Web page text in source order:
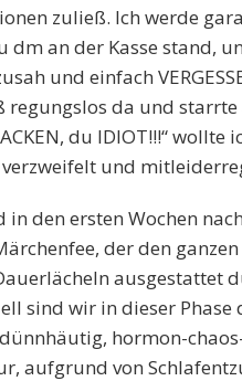
zuließ. Ich werde
dm an der Kasse stand,
und einfach
regungslos da und
du IDIOT!!!“
und
in den ersten Wochen
der den
ausgestattet
sind wir in dieser
hormon-
aufgrund von